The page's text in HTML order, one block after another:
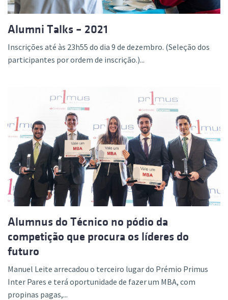
Alumni Talks – 2021
Inscrições até às 23h55 do dia 9 de dezembro. (Seleção dos
participantes por ordem de inscrição.)...
Alumnus do Técnico no pódio da
competição que procura os líderes do
futuro
Manuel Leite arrecadou o terceiro lugar do Prémio Primus
Inter Pares e terá oportunidade de fazer um MBA, com
propinas pagas,...